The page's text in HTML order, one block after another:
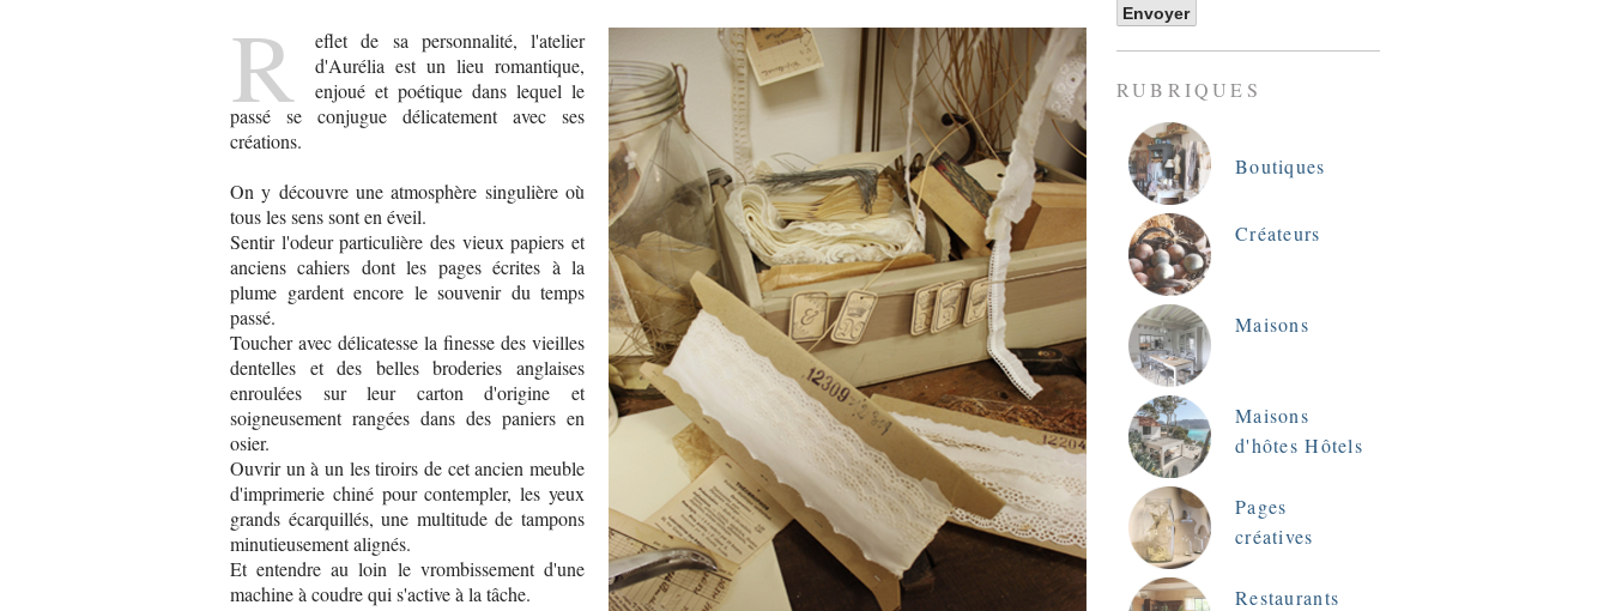
R
eflet de sa personnalité, l'atelier
d'Aurélia est un lieu romantique,
enjoué et poétique dans lequel le
passé se conjugue délicatement avec ses
créations.
On y découvre une atmosphère singulière où
tous les sens sont en éveil.
Sentir l'odeur particulière des vieux papiers et
anciens cahiers dont les pages écrites à la
plume gardent encore le souvenir du temps
passé.
Toucher avec délicatesse la finesse des vieilles
dentelles et des belles broderies anglaises
enroulées sur leur carton d'origine et
soigneusement rangées dans des paniers en
osier.
Ouvrir un à un les tiroirs de cet ancien meuble
d'imprimerie chiné pour contempler, les yeux
grands écarquillés, une multitude de tampons
minutieusement alignés.
Et entendre au loin le vrombissement d'une
machine à coudre qui s'active à la tâche.
RUBRIQUES
Boutiques
Créateurs
Maisons
Maisons
d'hôtes Hôtels
Pages
créatives
Restaurants